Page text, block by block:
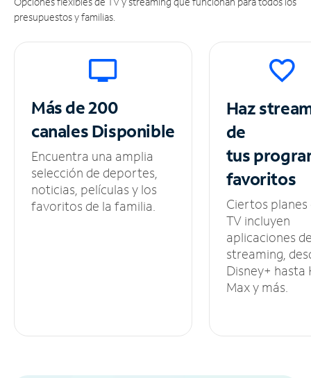
presupuestos y familias.
Más de 200
canalesDisponible
Encuentra una amplia
selección de deportes,
noticias, películas y los
favoritos de la familia.
Haz
de
tus
favoritos
Ciertos planes
TV incluyen
aplicaciones
streaming,
Disney+ hasta
Max y más.